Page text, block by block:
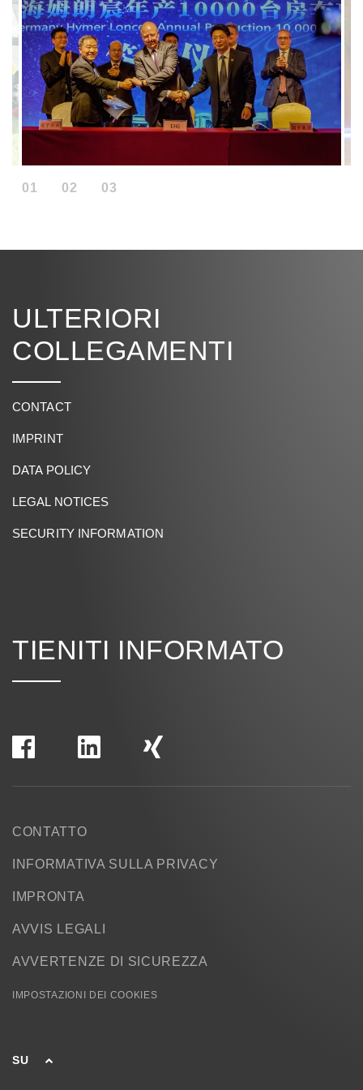
01 02 03
ULTERIORI
COLLEGAMENTI
CONTACT
IMPRINT
DATA POLICY
LEGAL NOTICES
SECURITY INFORMATION
TIENITI INFORMATO
CONTATTO
INFORMATIVA SULLA PRIVACY
IMPRONTA
AVVIS LEGALI
AVVERTENZE DI SICUREZZA
IMPOSTAZIONI DEI COOKIES
SU